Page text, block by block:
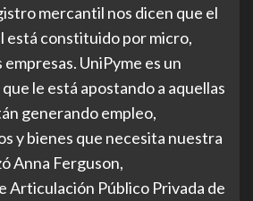
mercantil nos dicen que el
está constituido por micro,
UniPyme es un
le está apostando a aquellas
generando empleo,
y bienes que necesita nuestra
Anna Ferguson,
Articulación Público Privada de